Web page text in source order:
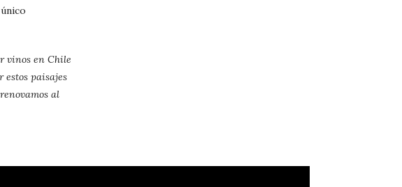
vinos en Chile
estos paisajes
al